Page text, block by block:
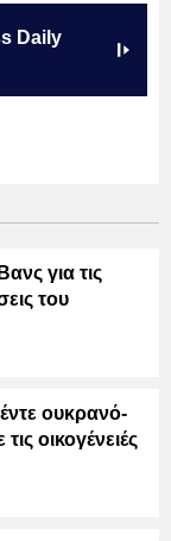
Daily
για τις
του
ουκρανό-
οικογένειές